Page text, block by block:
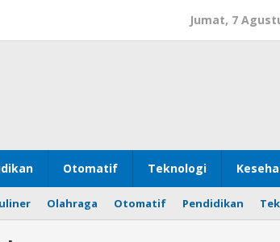
Jumat, 7
Otomatif Teknologi
Olahraga Otomatif Pendidikan